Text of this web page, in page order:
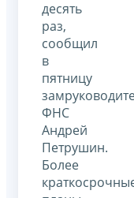
десять
раз,
сообщил
в
пятницу
ФНС
Андрей
Петрушин.
Более